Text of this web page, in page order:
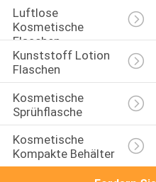
Luftlose
Kosmetische
Flaschen
Kunststoff Lotion
Flaschen
Kosmetische
Sprühflasche
Kosmetische
Kompakte Behälter